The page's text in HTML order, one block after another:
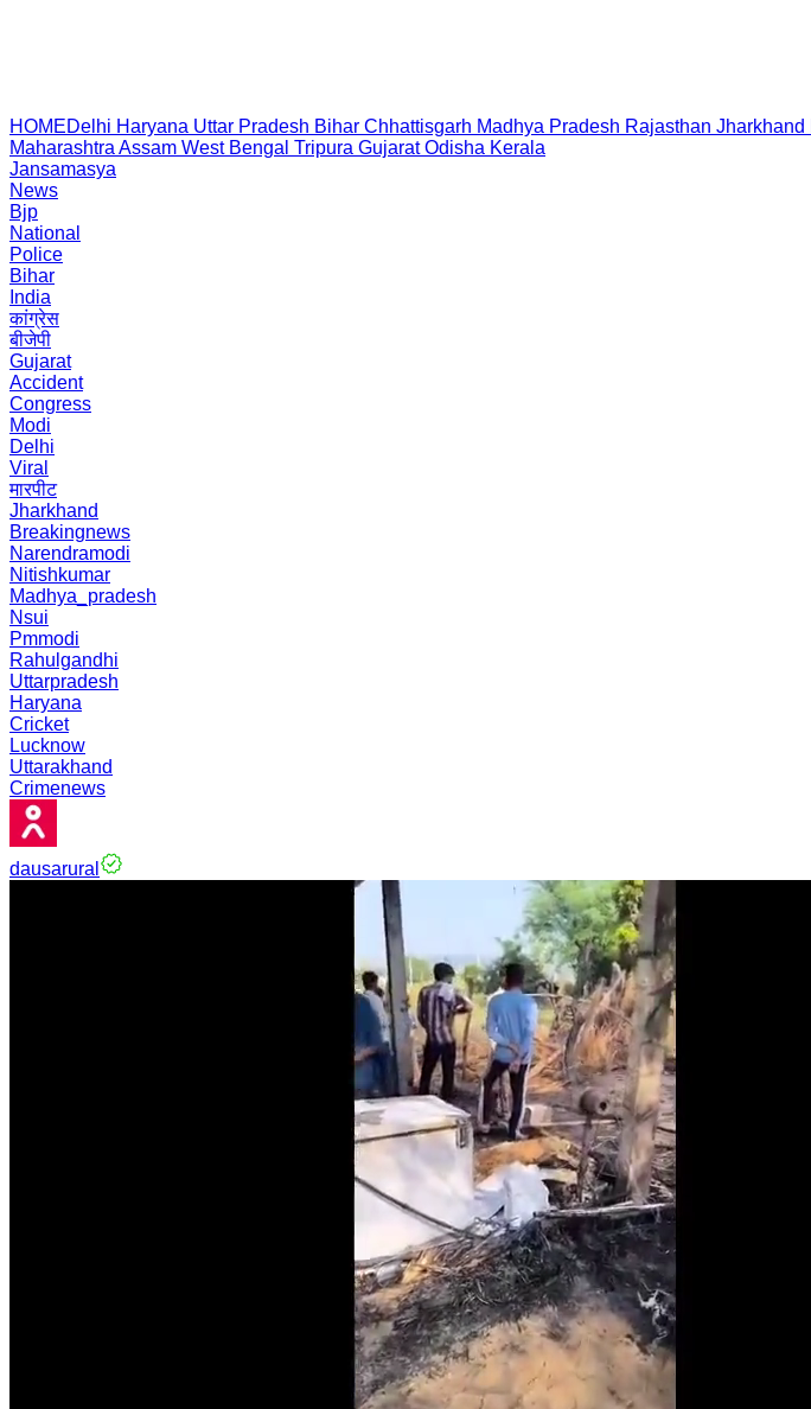
HOMEDelhi Haryana Uttar Pradesh Bihar Chhattisgarh Madhya Pradesh Rajasthan Jharkhand
Maharashtra Assam West Bengal Tripura Gujarat Odisha Kerala
Jansamasya
News
Bjp
National
Police
Bihar
India
कांग्रेस
बीजेपी
Gujarat
Accident
Congress
Modi
Delhi
Viral
मारपीट
Jharkhand
Breakingnews
Narendramodi
Nitishkumar
Madhya_pradesh
Nsui
Pmmodi
Rahulgandhi
Uttarpradesh
Haryana
Cricket
Lucknow
Uttarakhand
Crimenews
dausarural